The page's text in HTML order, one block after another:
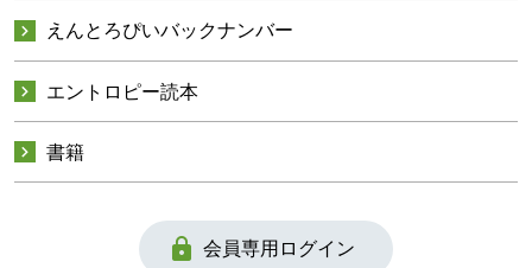
 えんとろぴいバックナンバー
 エントロピー読本
 書籍
 会員専用ログイン